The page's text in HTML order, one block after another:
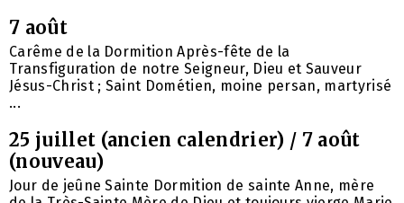
7 août
Carême de la Dormition Après-fête de la
Transfiguration de notre Seigneur, Dieu et Sauveur
Jésus-Christ ; Saint Dométien, moine persan, martyrisé
...
25 juillet (ancien calendrier) / 7 août
(nouveau)
Jour de jeûne Sainte Dormition de sainte Anne, mère